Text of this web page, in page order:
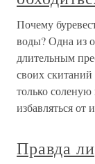
Почему
воды? Одна из
длительным
своих
только
избавляться от
Правда